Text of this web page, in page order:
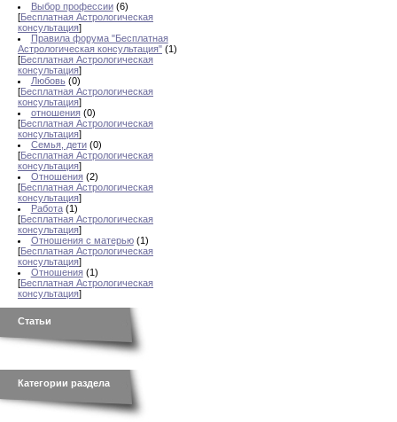
Выбор профессии (6)
[Бесплатная Астрологическая
консультация]
Правила форума "Бесплатная
Астрологическая консультация" (1)
[Бесплатная Астрологическая
консультация]
Любовь (0)
[Бесплатная Астрологическая
консультация]
отношения (0)
[Бесплатная Астрологическая
консультация]
Семья, дети (0)
[Бесплатная Астрологическая
консультация]
Отношения (2)
[Бесплатная Астрологическая
консультация]
Работа (1)
[Бесплатная Астрологическая
консультация]
Отношения с матерью (1)
[Бесплатная Астрологическая
консультация]
Отношения (1)
[Бесплатная Астрологическая
консультация]
Статьи
Категории раздела